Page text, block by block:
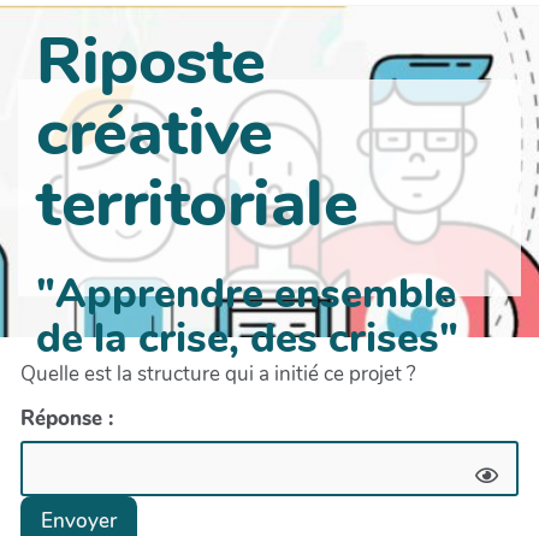
Riposte
créative
territoriale
"Apprendre ensemble
de la crise, des crises"
Quelle est la structure qui a initié ce projet ?
Réponse :
Envoyer